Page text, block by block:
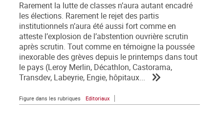
Rarement la lutte de classes n’aura autant encadré
les élections. Rarement le rejet des partis
institutionnels n’aura été aussi fort comme en
atteste l’explosion de l’abstention ouvrière scrutin
après scrutin. Tout comme en témoigne la poussée
inexorable des grèves depuis le printemps dans tout
le pays (Leroy Merlin, Décathlon, Castorama,
Transdev, Labeyrie, Engie, hôpitaux...
Figure dans les rubriques Editoriaux